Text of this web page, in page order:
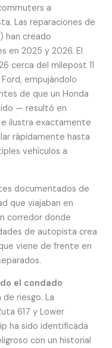
a
Las reparaciones de
han creado
en 2025 y 2026. El
cerca del milepost 11
empujándolo
de que un Honda
— resultó en
e ilustra exactamente
rápidamente hasta
vehículos a
documentados de
que viajaban en
corredor donde
de autopista crea
viene de frente en
el condado
riesgo. La
617 y Lower
ha sido identificada
con un historial